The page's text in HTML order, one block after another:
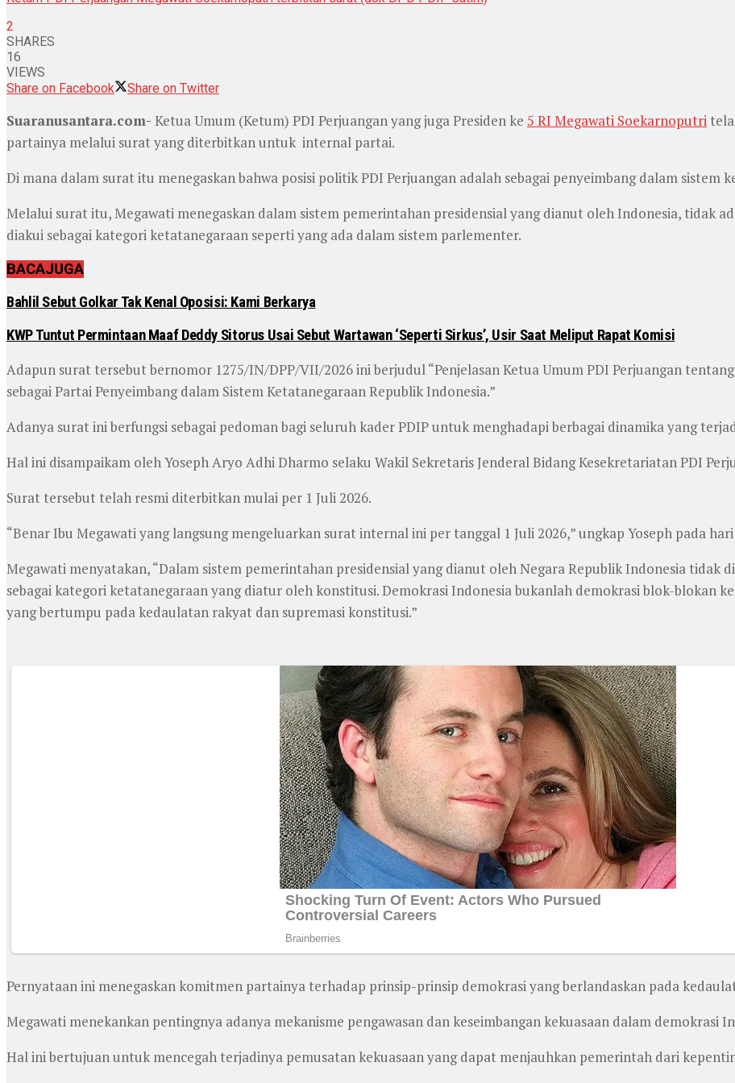
2
SHARES
16
VIEWS
Share on Facebook
Share on Twitter
Suaranusantara.com- Ketua Umum (Ketum) PDI Perjuangan yang juga Presiden ke 5 RI Megawati Soekarnoputri
partainya melalui surat yang diterbitkan untuk internal partai.
Di mana dalam surat itu menegaskan bahwa posisi politik PDI Perjuangan adalah sebagai penyeimbang dalam sistem
Melalui surat itu, Megawati menegaskan dalam sistem pemerintahan presidensial yang dianut oleh Indonesia, tidak
diakui sebagai kategori ketatanegaraan seperti yang ada dalam sistem parlementer.
BACAJUGA
Bahlil Sebut Golkar Tak Kenal Oposisi: Kami Berkarya
KWP Tuntut Permintaan Maaf Deddy Sitorus Usai Sebut Wartawan ‘Seperti Sirkus’, Usir Saat Meliput Rapat Komisi
Adapun surat tersebut bernomor 1275/IN/DPP/VII/2026 ini berjudul “Penjelasan Ketua Umum PDI Perjuangan
sebagai Partai Penyeimbang dalam Sistem Ketatanegaraan Republik Indonesia.”
Adanya surat ini berfungsi sebagai pedoman bagi seluruh kader PDIP untuk menghadapi berbagai dinamika yang
Hal ini disampaikam oleh Yoseph Aryo Adhi Dharmo selaku Wakil Sekretaris Jenderal Bidang Kesekretariatan PDI
Surat tersebut telah resmi diterbitkan mulai per 1 Juli 2026.
“Benar Ibu Megawati yang langsung mengeluarkan surat internal ini per tanggal 1 Juli 2026,” ungkap Yoseph pada hari
Megawati menyatakan, “Dalam sistem pemerintahan presidensial yang dianut oleh Negara Republik Indonesia tidak
sebagai kategori ketatanegaraan yang diatur oleh konstitusi. Demokrasi Indonesia bukanlah demokrasi blok-blokan
yang bertumpu pada kedaulatan rakyat dan supremasi konstitusi.”
Pernyataan ini menegaskan komitmen partainya terhadap prinsip-prinsip demokrasi yang berlandaskan pada
Megawati menekankan pentingnya adanya mekanisme pengawasan dan keseimbangan kekuasaan dalam demokrasi
Hal ini bertujuan untuk mencegah terjadinya pemusatan kekuasaan yang dapat menjauhkan pemerintah dari